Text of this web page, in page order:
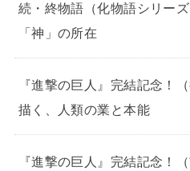
続・終物語（化物語シリー
「神」の所在
『進撃の巨人』完結記念
描く、人類の業と本能
『進撃の巨人』完結記念